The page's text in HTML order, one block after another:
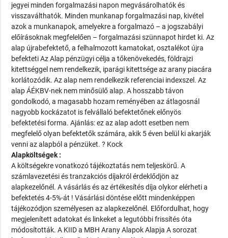
jegyei minden forgalmazási napon megvásárolhatók és
visszaválthatók. Minden munkanap forgalmazási nap, kivétel
azok a munkanapok, amelyekre a forgalmazó – a jogszabályi
előírásoknak megfelelően – forgalmazási szünnapot hirdet ki. Az
alap újrabefektető, a felhalmozott kamatokat, osztalékot újra
befekteti Az Alap pénzügyi célja a tőkenövekedés, földrajzi
kitettséggel nem rendelkezik, iparági kitettsége az arany piacára
korlátozódik. Az alap nem rendelkezik referenciai indexszel. Az
alap ÁÉKBV-nek nem minősülő alap. A hosszabb távon
gondolkodó, a magasabb hozam reményében az átlagosnál
nagyobb kockázatot is felvállaló befektetőnek előnyös
befektetési forma. Ajánlás: ez az alap adott esetben nem
megfelelő olyan befektetők számára, akik 5 éven belül ki akarják
venni az alapból a pénzüket. ? Kock
Alapköltségek :
A költségekre vonatkozó tájékoztatás nem teljeskörű. A
számlavezetési és tranzakciós díjakról érdeklődjön az
alapkezelőnél. A vásárlás és az értékesítés díja olykor elérheti a
befektetés 4-5%-át ! Vásárlási döntése előtt mindenképpen
tájékozódjon személyesen az alapkezelőnél. Előfordulhat, hogy
megjelenített adatokat és linkeket a legutóbbi frissítés óta
módosították. A KIID a MBH Arany Alapok Alapja A sorozat